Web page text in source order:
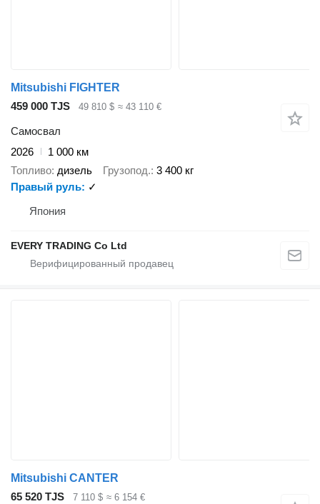
Mitsubishi FIGHTER
459 000 TJS
49 810 $ ≈ 43 110 €
Самосвал
2026
1 000 км
Топливо дизель Грузопод. 3 400 кг
Правый руль
✓
Япония
EVERY TRADING Co Ltd
Mitsubishi CANTER
65 520 TJS
7 110 $ ≈ 6 154 €